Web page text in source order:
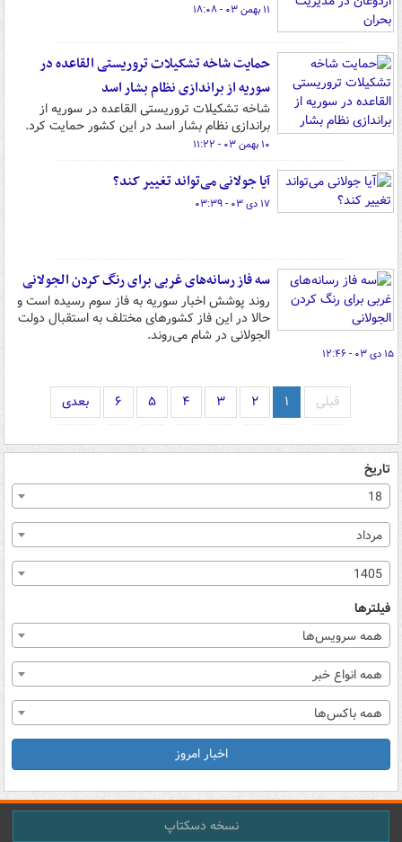
۱۱ بهمن ۰۳ - ۱۸:۰۸
حمایت شاخه تشکیلات تروریستی القاعده در
سوریه از براندازی نظام بشار اسد
شاخه تشکیلات تروریستی القاعده در سوریه از
براندازی نظام بشار اسد در این کشور حمایت کرد.
۱۰ بهمن ۰۳ - ۱۱:۲۲
آیا جولانی می‌تواند تغییر کند؟
۱۷ دی ۰۳ - ۰۳:۳۹
سه فاز رسانه‌های غربی برای رنگ کردن الجولانی
روند پوشش اخبار سوریه به فاز سوم رسیده است و
حالا در این فاز کشورهای مختلف به استقبال دولت
الجولانی در شام می‌روند.
۱۵ دی ۰۳ - ۱۲:۴۶
قبلی ۱ ۲ ۳ ۴ ۵ ۶ بعدی
تاریخ
18
مرداد
1405
فیلترها
همه سرویس‌ها
همه انواع خبر
همه باکس‌ها
اخبار امروز
نسخه دسکتاپ